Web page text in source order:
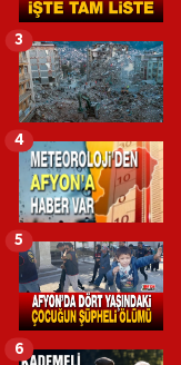
3
4
5
6